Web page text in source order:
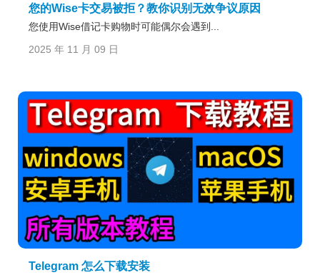
您的Wise卡交易被拒？教你识别无效争议原因
您使用Wise借记卡购物时可能偶尔会遇到...
2025 年 11 月 09 日
Telegram 怎么下载安装